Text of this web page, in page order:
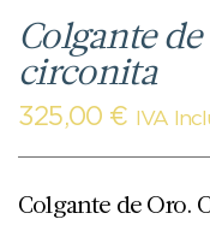
Colgante
circonita
325,00 € IVA
Colgante de Oro.